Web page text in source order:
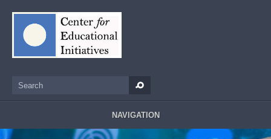
Search
NAVIGATION